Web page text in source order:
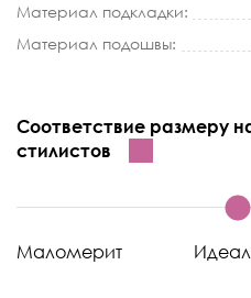
Материал подкладки:
Материал подошвы:
Соответствие размеру
стилистов
Маломерит